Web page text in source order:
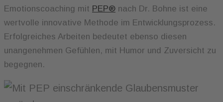
Emotionscoaching mit PEP® nach Dr. Bohne ist eine
wertvolle innovative Methode im Entwicklungsprozess.
Erfolgreiches Arbeiten bedeutet ebenso diesen
unangenehmen Gefühlen, mit Humor und Zuversicht zu
begegnen.